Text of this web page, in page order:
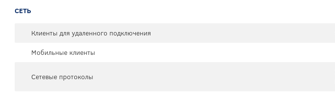
СЕТЬ
Клиенты для удаленного подключения
Мобильные клиенты
Сетевые протоколы